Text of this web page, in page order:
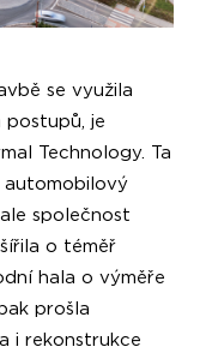
se využila
je
Technology. Ta
automobilový
společnost
o téměř
hala o výměře
prošla
i rekonstrukce